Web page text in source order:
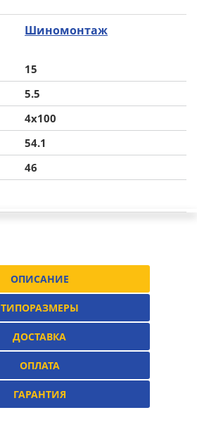
Шиномонтаж
15
5.5
4x100
54.1
46
ОПИСАНИЕ
ТИПОРАЗМЕРЫ
ДОСТАВКА
ОПЛАТА
ГАРАНТИЯ